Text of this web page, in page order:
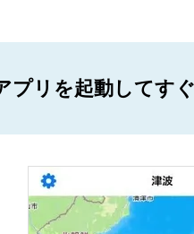
プリを起動してす